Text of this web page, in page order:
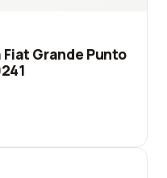
Grande Punto